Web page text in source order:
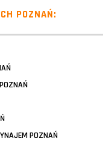
POZNAŃ:
POZNAŃ